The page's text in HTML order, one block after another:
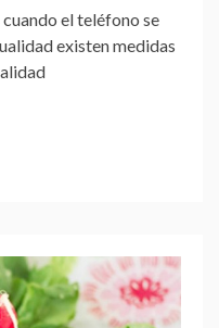
el teléfono se
existen medidas